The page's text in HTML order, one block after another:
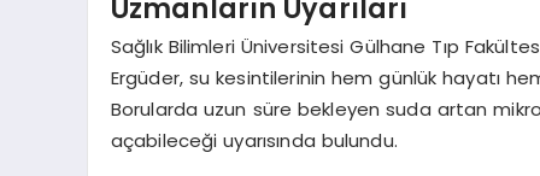
Uzmanların Uyarıları
Sağlık Bilimleri Üniversitesi Gülhane Tıp
Ergüder, su kesintilerinin hem günlük hayatı
Borularda uzun süre bekleyen suda artan
açabileceği uyarısında bulundu.